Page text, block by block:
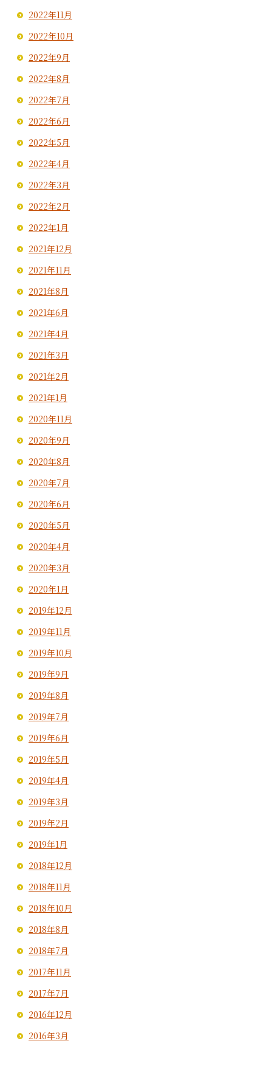
2022年11月
2022年10月
2022年9月
2022年8月
2022年7月
2022年6月
2022年5月
2022年4月
2022年3月
2022年2月
2022年1月
2021年12月
2021年11月
2021年8月
2021年6月
2021年4月
2021年3月
2021年2月
2021年1月
2020年11月
2020年9月
2020年8月
2020年7月
2020年6月
2020年5月
2020年4月
2020年3月
2020年1月
2019年12月
2019年11月
2019年10月
2019年9月
2019年8月
2019年7月
2019年6月
2019年5月
2019年4月
2019年3月
2019年2月
2019年1月
2018年12月
2018年11月
2018年10月
2018年8月
2018年7月
2017年11月
2017年7月
2016年12月
2016年3月